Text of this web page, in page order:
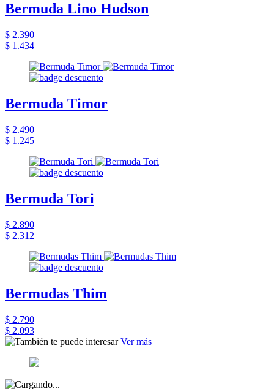
Bermuda Lino Hudson
$ 2.390
$ 1.434
Bermuda Timor
$ 2.490
$ 1.245
Bermuda Tori
$ 2.890
$ 2.312
Bermudas Thim
$ 2.790
$ 2.093
Ver más